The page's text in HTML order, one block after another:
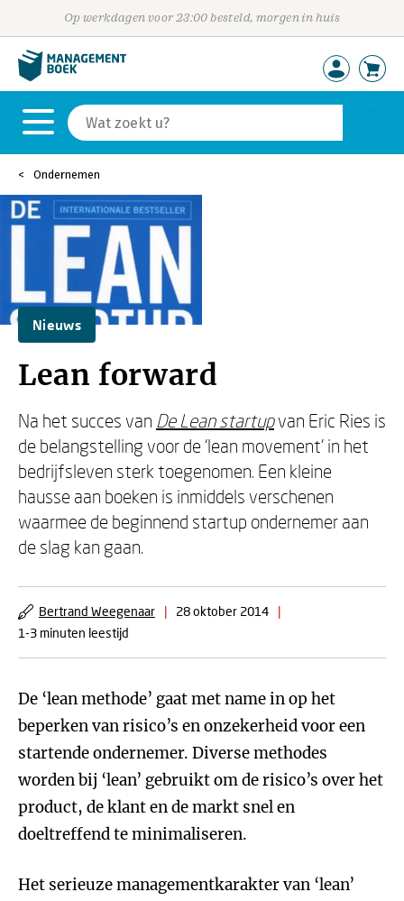
Op werkdagen voor 23:00 besteld, morgen in huis
Ondernemen
Nieuws
Lean forward
Na het succes van De Lean startupvan Eric Ries is
de belangstelling voor de ‘lean movement’ in het
bedrijfsleven sterk toegenomen. Een kleine
hausse aan boeken is inmiddels verschenen
waarmee de beginnend startup ondernemer aan
de slag kan gaan.
Bertrand Weegenaar | 28 oktober 2014
|
1-3 minuten leestijd
De ‘lean methode’ gaat met name in op het
beperken van risico’s en onzekerheid voor een
startende ondernemer. Diverse methodes
worden bij ‘lean’ gebruikt om de risico’s over het
product, de klant en de markt snel en
doeltreffend te minimaliseren.
Het serieuze managementkarakter van ‘lean’